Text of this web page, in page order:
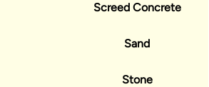
Screed Concrete
Sand
Stone